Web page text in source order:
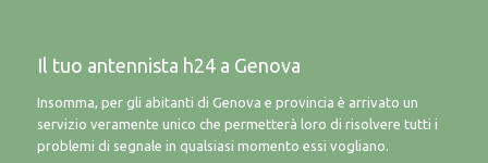
Il tuo antennista h24 a Genova
Insomma, per gli abitanti di Genova e provincia è arrivato un
servizio veramente unico che permetterà loro di risolvere tutti i
problemi di segnale in qualsiasi momento essi vogliano.